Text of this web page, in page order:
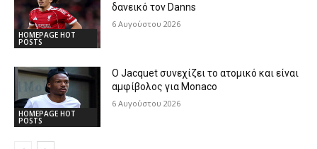
HOMEPAGE HOT
POSTS
δανεικό τον Danns
6 Αυγούστου 2026
HOMEPAGE HOT
POSTS
Ο Jacquet συνεχίζει το ατομικό και είναι
αμφίβολος για Monaco
6 Αυγούστου 2026